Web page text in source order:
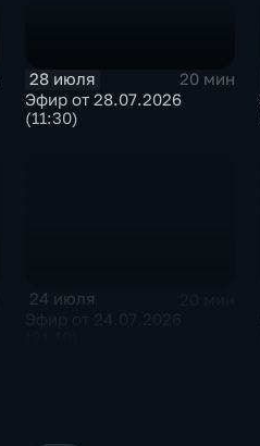
28 июля
20 мин
Эфир от 28.07.2026
(11:30)
24 июля